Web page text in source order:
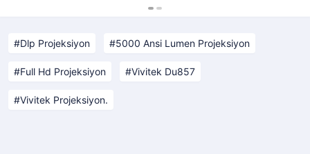
Dlp Projeksiyon 5000 Ansi Lumen Projeksiyon
Full Hd Projeksiyon Vivitek Du857
Vivitek Projeksiyon.